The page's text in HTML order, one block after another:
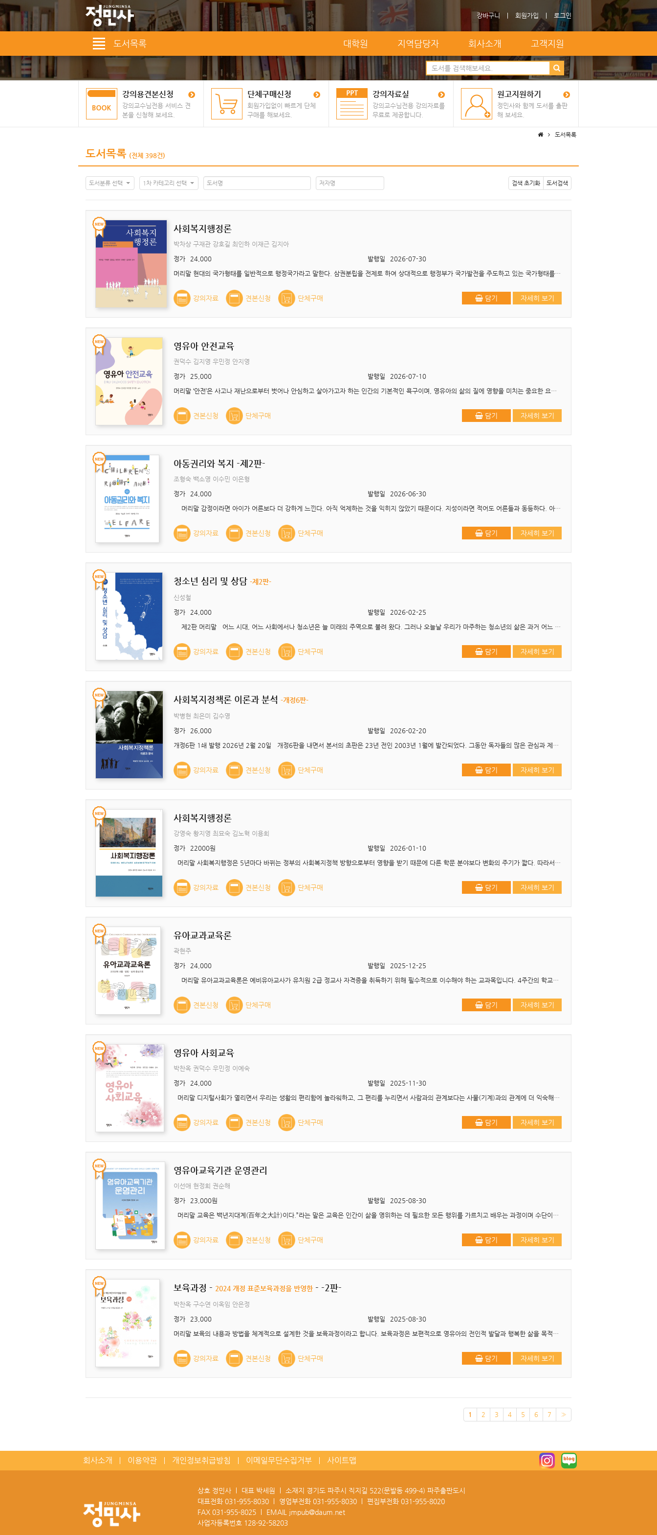
장바구니 회원가입 로그인
도서목록 대학원 지역담당자 회사소개 고객지원
강의용견본신청
강의교수님전용 서비스 견
본을 신청해 보세요.
단체구매신청
회원가입없이 빠르게 단체
구매를 해보세요.
강의자료실
강의교수님전용 강의자료를
무료로 제공합니다.
원고지원하기
정민사와 함께 도서를 출판
해 보세요.
도서목록
도서목록 (전체 398건)
도서분류 선택 1차 카테고리 선택 검색 초기화 도서검색
사회복지행정론
박차상 구재관 강호길 최인하 이재근 김지아
정가
24,000 발행일
2026-07-30
머리말 현대의 국가형태를 일반적으로 행정국가라고 말한다. 삼권분립을 전제로 하여 상대적으로 행정부가 국가발전을 주도하고 있는 국가형태를 입법국가와 비교하여 행정국가라고 한다. 이러한 국가형..
강의자료 견본신청 단체구매 담기 자세히 보기
영유아 안전교육
권덕수 김지영 우민정 안지영
정가
25,000 발행일
2026-07-10
머리말 ‘안전’은 사고나 재난으로부터 벗어나 안심하고 살아가고자 하는 인간의 기본적인 욕구이며, 영유아의 삶의 질에 영향을 미치는 중요한 요소입니다. 과학 및 의료기술의 발달로 과거에 ..
견본신청 단체구매 담기 자세히 보기
아동권리와 복지 -제2판-
조형숙 백소영 이수민 이은형
정가
24,000 발행일
2026-06-30
머리말 감정이라면 아이가 어른보다 더 강하게 느낀다. 아직 억제하는 것을 익히지 않았기 때문이다. 지성이라면 적어도 어른들과 동등하다. 아이들은 언제나 새로운 경험을 ..
강의자료 견본신청 단체구매 담기 자세히 보기
청소년 심리 및 상담 -제2판-
신성철
정가
24,000 발행일
2026-02-25
제2판 머리말 어느 시대, 어느 사회에서나 청소년은 늘 미래의 주역으로 불려 왔다. 그러나 오늘날 우리가 마주하는 청소년의 삶은 과거 어느 시대보다도 복합적이며, 빠르..
강의자료 견본신청 단체구매 담기 자세히 보기
사회복지정책론 이론과 분석 -개정6판-
박병현 최은미 김수영
정가
26,000 발행일
2026-02-20
개정6판 1쇄 발행 2026년 2월 20일 개정6판을 내면서 본서의 초판은 23년 전인 2003년 1월에 발간되었다. 그동안 독자들의 많은 관심과 제언으로 개정5판까지 발간되었고 이제 개정6판을..
강의자료 견본신청 단체구매 담기 자세히 보기
사회복지행정론
강영숙 황지영 최묘숙 김노혁 이용희
정가
22000원 발행일
2026-01-10
머리말 사회복지행정은 5년마다 바뀌는 정부의 사회복지정책 방향으로부터 영향을 받기 때문에 다른 학문 분야보다 변화의 주기가 짧다. 따라서 사회복지행정을 다루는 교재에도 그러한 변화들이..
강의자료 견본신청 단체구매 담기 자세히 보기
유아교과교육론
곽현주
정가
24,000 발행일
2025-12-25
머리말 유아교과교육론은 예비유아교사가 유치원 2급 정교사 자격증을 취득하기 위해 필수적으로 이수해야 하는 교과목입니다. 4주간의 학교현장실습에서 앞두고 본 교재로 유아교과교..
견본신청 단체구매 담기 자세히 보기
영유아 사회교육
박찬옥 권덕수 우민정 이예숙
정가
24,000 발행일
2025-11-30
머리말 디지털사회가 열리면서 우리는 생활의 편리함에 놀라워하고, 그 편리를 누리면서 사람과의 관계보다는 사물(기계)과의 관계에 더 익숙해져 가곤 합니다. 태어나서 2년 정도 살아본 ..
강의자료 견본신청 단체구매 담기 자세히 보기
영유아교육기관 운영관리
이선애 현정희 권순해
정가
23,000원 발행일
2025-08-30
머리말 교육은 백년지대계(百年之大計)이다.”라는 말은 교육은 인간이 삶을 영위하는 데 필요한 모든 행위를 가르치고 배우는 과정이며 수단이고 세상의 큰 계획이라 백년(百年)을 두고 계..
강의자료 견본신청 단체구매 담기 자세히 보기
보육과정 - 2024 개정 표준보육과정을 반영한 - -2판-
박찬옥 구수연 이옥임 안은정
정가
23,000 발행일
2025-08-30
머리말 보육의 내용과 방법을 체계적으로 설계한 것을 보육과정이라고 합니다. 보육과정은 보편적으로 영유아의 전인적 발달과 행복한 삶을 목적으로 합니다. 이러한 보편적 목적을 실현하기 위한 보육내용..
강의자료 견본신청 단체구매 담기 자세히 보기
1 2 3 4 5 6 7 »
회사소개 이용약관 개인정보취급방침 이메일무단수집거부 사이트맵
상호 정민사 대표 박세원
소재지 경기도 파주시 직지길 522(문발동 499-4) 파주출판도시
대표전화 031-955-8030 영업부전화 031-955-8030 편집부전화 031-955-8020
FAX 031-955-8025 EMAIL jmpub@daum.net
사업자등록번호 128-92-58203